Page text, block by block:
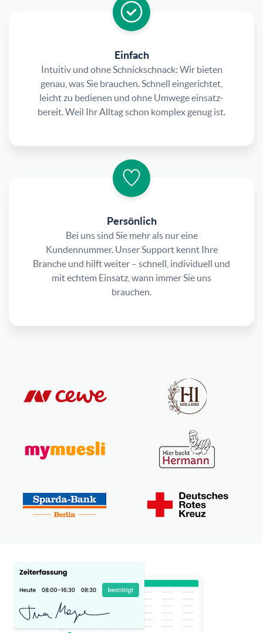
Einfach
Intuitiv und ohne Schnickschnack: Wir bieten
genau, was Sie brauchen. Schnell eingerichtet,
leicht zu bedienen und ohne Umwege einsatz­
bereit. Weil Ihr Alltag schon komplex genug ist.
Persönlich
Bei uns sind Sie mehr als nur eine
Kundennummer. Unser Support kennt Ihre
Branche und hilft weiter – schnell, individuell und
mit echtem Einsatz, wann immer Sie uns
brauchen.